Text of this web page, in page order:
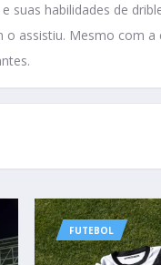
suas habilidades de
assistiu. Mesmo com
FUTEBOL